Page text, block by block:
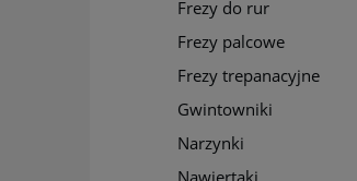
Frezy do rur
Frezy palcowe
Frezy trepanacyjne
Gwintowniki
Narzynki
Nawiertaki